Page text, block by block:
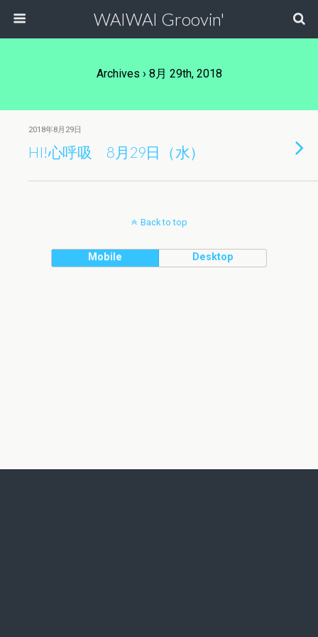
WAIWAI Groovin'
Archives › 8月 29th, 2018
2018年8月29日
HI!心呼吸 8月29日（水）
Back to top
Mobile Desktop